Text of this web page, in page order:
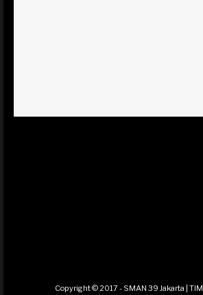
Copyright © 2017 - SMAN 39 Jakarta |